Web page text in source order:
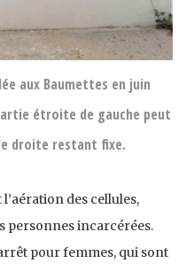
aux Baumettes en juin
étroite de gauche peut
droite restant fixe.
des cellules,
personnes incarcérées.
pour femmes, qui sont